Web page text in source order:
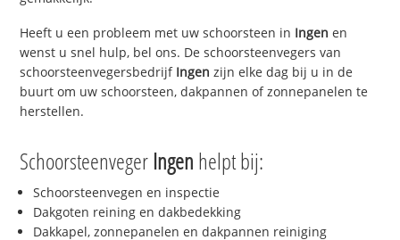
Heeft u een probleem met uw schoorsteen in Ingen en
wenst u snel hulp, bel ons. De schoorsteenvegers van
schoorsteenvegersbedrijf Ingen zijn elke dag bij u in de
buurt om uw schoorsteen, dakpannen of zonnepanelen te
herstellen.
Schoorsteenveger Ingen helpt bij:
Schoorsteenvegen en inspectie
Dakgoten reining en dakbedekking
Dakkapel, zonnepanelen en dakpannen reiniging